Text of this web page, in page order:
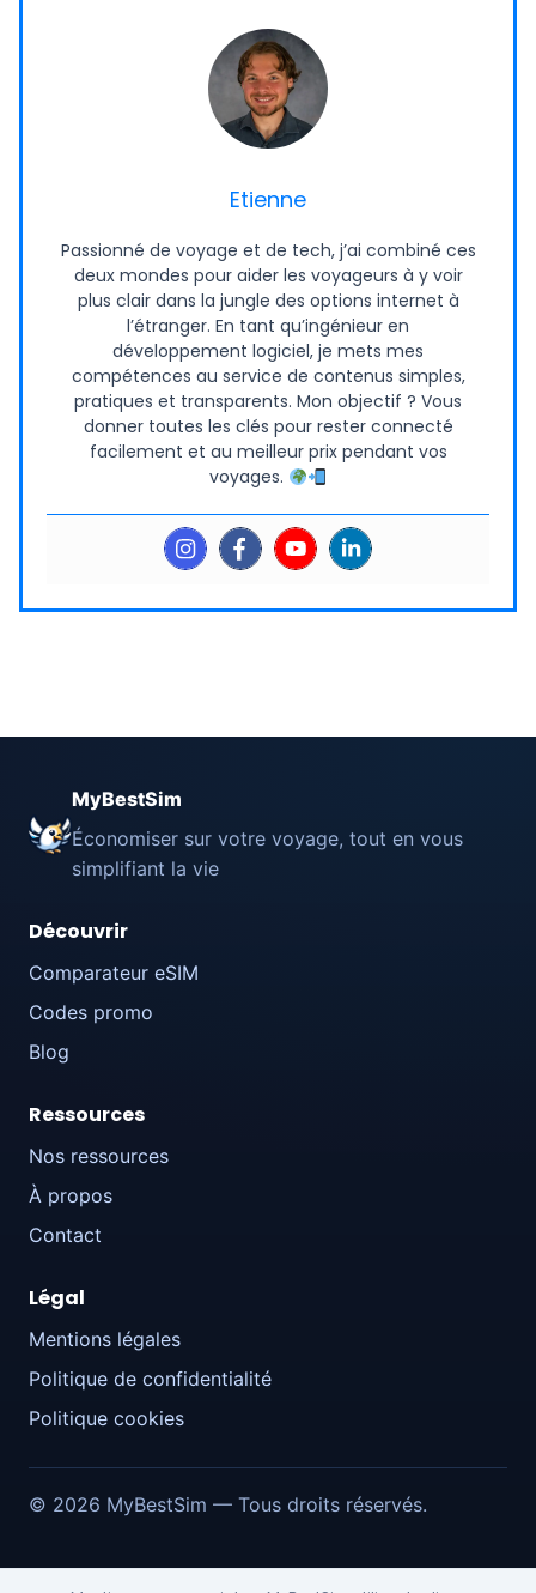
Etienne
Passionné de voyage et de tech, j’ai combiné ces
deux mondes pour aider les voyageurs à y voir
plus clair dans la jungle des options internet à
l’étranger. En tant qu’ingénieur en
développement logiciel, je mets mes
compétences au service de contenus simples,
pratiques et transparents. Mon objectif ? Vous
donner toutes les clés pour rester connecté
facilement et au meilleur prix pendant vos
voyages.
MyBestSim
Économiser sur votre voyage, tout en vous
simplifiant la vie
Découvrir
Comparateur eSIM
Codes promo
Blog
Ressources
Nos ressources
À propos
Contact
Légal
Mentions légales
Politique de confidentialité
Politique cookies
© 2026 MyBestSim — Tous droits réservés.